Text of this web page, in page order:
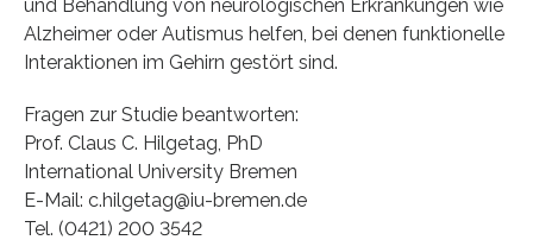
und Behandlung von neurologischen Erkrankungen wie
Alzheimer oder Autismus helfen, bei denen funktionelle
Interaktionen im Gehirn gestört sind.
Fragen zur Studie beantworten:
Prof. Claus C. Hilgetag, PhD
International University Bremen
E-Mail: c.hilgetag@iu-bremen.de
Tel. (0421) 200 3542